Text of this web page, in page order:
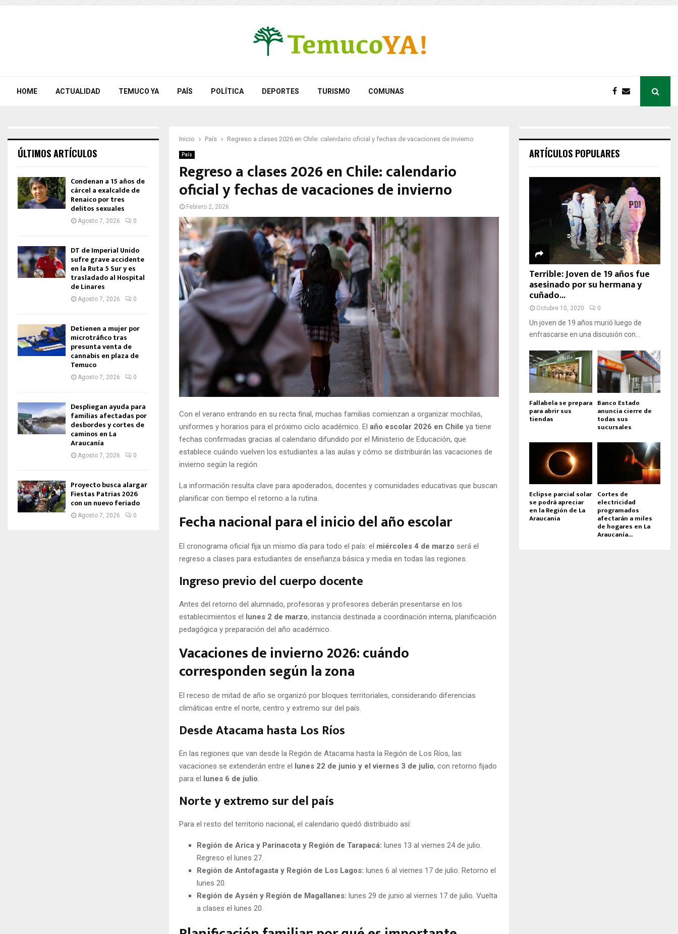
HOME ACTUALIDAD TEMUCO YA PAÍS POLÍTICA DEPORTES TURISMO COMUNAS
Inicio País Regreso a clases 2026 en Chile: calendario oficial y fechas de vacaciones de invierno
País
Regreso a clases 2026 en Chile: calendario
oficial y fechas de vacaciones de invierno
Febrero 2, 2026
Con el verano entrando en su recta final, muchas familias comienzan a organizar mochilas,
uniformes y horarios para el próximo ciclo académico. El año escolar 2026 en Chile ya tiene
fechas confirmadas gracias al calendario difundido por el Ministerio de Educación, que
establece cuándo vuelven los estudiantes a las aulas y cómo se distribuirán las vacaciones de
invierno según la región.
La información resulta clave para apoderados, docentes y comunidades educativas que buscan
planificar con tiempo el retorno a la rutina.
Fecha nacional para el inicio del año escolar
El cronograma oficial fija un mismo día para todo el país: el miércoles 4 de marzo será el
regreso a clases para estudiantes de enseñanza básica y media en todas las regiones.
Ingreso previo del cuerpo docente
Antes del retorno del alumnado, profesoras y profesores deberán presentarse en los
establecimientos el lunes 2 de marzo, instancia destinada a coordinación interna, planificación
pedagógica y preparación del año académico.
Vacaciones de invierno 2026: cuándo
corresponden según la zona
El receso de mitad de año se organizó por bloques territoriales, considerando diferencias
climáticas entre el norte, centro y extremo sur del país.
Desde Atacama hasta Los Ríos
En las regiones que van desde la Región de Atacama hasta la Región de Los Ríos, las
vacaciones se extenderán entre el lunes 22 de junio y el viernes 3 de julio, con retorno fijado
para el lunes 6 de julio.
Norte y extremo sur del país
Para el resto del territorio nacional, el calendario quedó distribuido así:
Región de Arica y Parinacota y Región de Tarapacá: lunes 13 al viernes 24 de julio.
Regreso el lunes 27.
Región de Antofagasta y Región de Los Lagos: lunes 6 al viernes 17 de julio. Retorno el
lunes 20.
Región de Aysén y Región de Magallanes: lunes 29 de junio al viernes 17 de julio. Vuelta
a clases el lunes 20.
ÚLTIMOS ARTÍCULOS
Condenan a 15 años de
cárcel a exalcalde de
Renaico por tres
delitos sexuales
Agosto 7, 2026 0
DT de Imperial Unido
sufre grave accidente
en la Ruta 5 Sur y es
trasladado al Hospital
de Linares
Agosto 7, 2026 0
Detienen a mujer por
microtráfico tras
presunta venta de
cannabis en plaza de
Temuco
Agosto 7, 2026 0
Despliegan ayuda para
familias afectadas por
desbordes y cortes de
caminos en La
Araucanía
Agosto 7, 2026 0
Proyecto busca alargar
Fiestas Patrias 2026
con un nuevo feriado
Agosto 7, 2026 0
ARTÍCULOS POPULARES
Terrible: Joven de 19 años fue
asesinado por su hermana y
cuñado...
Octubre 10, 2020 0
Un joven de 19 años murió luego de
enfrascarse en una discusión con...
Fallabela se prepara
para abrir sus
tiendas
Banco Estado
anuncia cierre de
todas sus
sucursales
Eclipse parcial solar
se podrá apreciar
en la Región de La
Araucania
Cortes de
electricidad
programados
afectarán a miles
de hogares en La
Araucanía...